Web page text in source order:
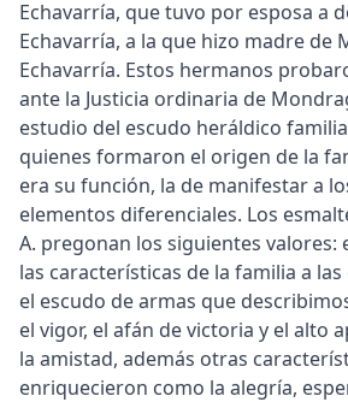
Echavarría, que tuvo por esposa a
Echavarría, a la que hizo madre de
Echavarría. Estos hermanos
ante la Justicia ordinaria de
estudio del escudo heráldico
quienes formaron el origen de la
era su función, la de manifestar a
elementos diferenciales. Los
A. pregonan los siguientes valores:
las características de la familia a
el escudo de armas que
el vigor, el afán de victoria y el alto
la amistad, además otras
enriquecieron como la alegría,